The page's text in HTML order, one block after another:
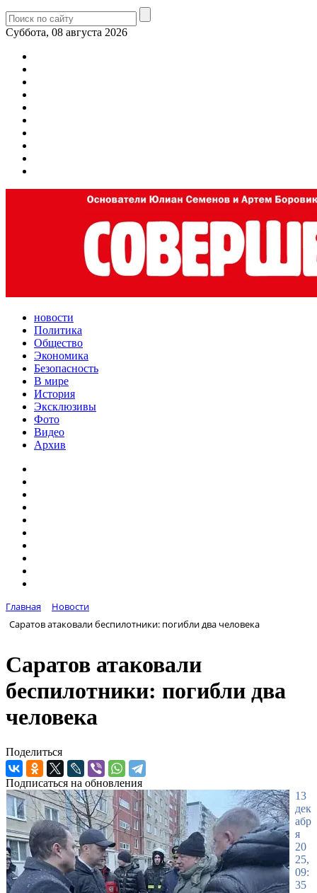
Суббота, 08 августа 2026
новости
Политика
Общество
Экономика
Безопасность
В мире
История
Эксклюзивы
Фото
Видео
Архив
Главная
Новости
Саратов атаковали беспилотники: погибли два человека
Саратов атаковали
беспилотники: погибли два
человека
Поделиться
Подписаться на обновления
13
дек
абр
я
20
25,
09:
35